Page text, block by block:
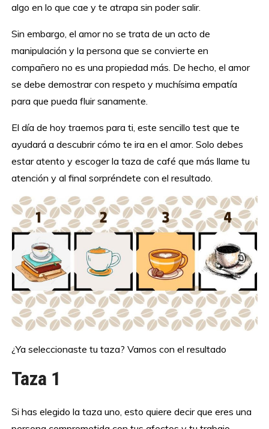
algo en lo que cae y te atrapa sin poder salir.
Sin embargo, el amor no se trata de un acto de
manipulación y la persona que se convierte en
compañero no es una propiedad más. De hecho, el amor
se debe demostrar con respeto y muchísima empatía
para que pueda fluir sanamente.
El día de hoy traemos para ti, este sencillo test que te
ayudará a descubrir cómo te ira en el amor. Solo debes
estar atento y escoger la taza de café que más llame tu
atención y al final sorpréndete con el resultado.
¿Ya seleccionaste tu taza? Vamos con el resultado
Taza 1
Si has elegido la taza uno, esto quiere decir que eres una